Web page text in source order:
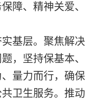
障、精神关爱、
基层。聚焦解决
，坚持保基本、
量力而行，确保
卫生服务。推动